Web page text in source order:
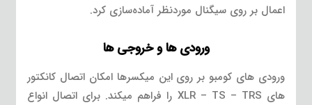
اعمال بر روی سیگنال موردنظر آماده‌سازی کرد.
ورودی ها و خروجی ها
ورودی های کومبو بر روی این میکسرها امکان اتصال کانکتور
های XLR – TS – TRS را فراهم میکند. برای اتصال انواع